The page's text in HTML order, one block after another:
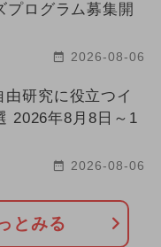
プログラム募集開
2026-08-06
由研究に役立つイ
2026年8月8日～1
2026-08-06
とみる